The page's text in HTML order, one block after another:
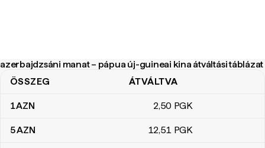
azerbajdzsáni manat – pápua új-guineai kina átváltási táblázat
azerbajdzsáni manat – pápua új-guineai kina átváltási táblázat
ÖSSZEG ÁTVÁLTVA
1AZN 2,50 PGK
5AZN 12,51 PGK